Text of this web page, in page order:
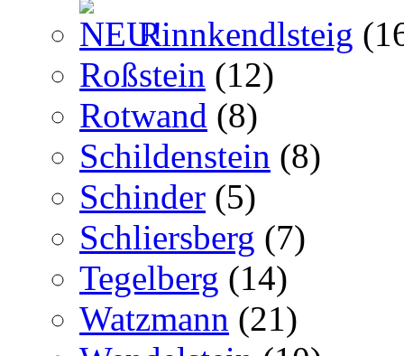
Rinnkendlsteig
Roßstein (12)
Rotwand (8)
Schildenstein (8)
Schinder (5)
Schliersberg (7)
Tegelberg (14)
Watzmann (21)